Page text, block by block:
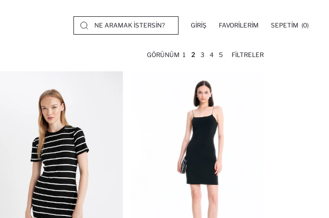
GIRIŞ FAVORILERIM SEPETIM (0)
GÖRÜNÜM 1 2 3 4 5 FILTRELER